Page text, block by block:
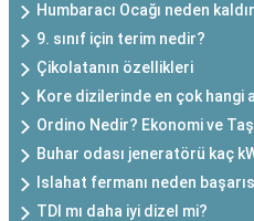
Humbaracı Ocağı neden
9. sınıf için terim nedir?
Çikolatanın özellikleri
Kore dizilerinde en çok hangi
Ordino Nedir? Ekonomi ve
Buhar odası jeneratörü kaç
Islahat fermanı neden
TDI mı daha iyi dizel mi?